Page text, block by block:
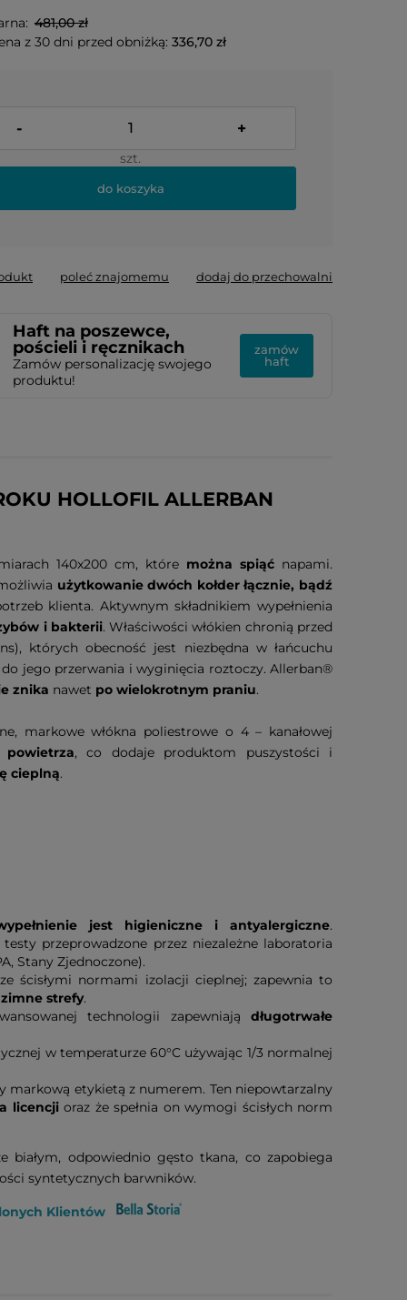
481,00 zł
z 30 dni przed obniżką: 336,70 zł
- +
szt.
do koszyka
poleć znajomemu dodaj do przechowalni
Haft na poszewce,
pościeli i ręcznikach
Zamów personalizację swojego
produktu!
zamów
haft
HOLLOFIL ALLERBAN
140x200 cm, które można spiąćnapami.
użytkowanie dwóch kołder łącznie, bądź
klienta. Aktywnym składnikiem wypełnienia
i bakterii. Właściwości włókien chronią przed
których obecność jest niezbędna w łańcuchu
jego przerwania i wyginięcia roztoczy. Allerban®
znika nawet po wielokrotnym praniu.
markowe włókna poliestrowe o 4 – kanałowej
powietrza, co dodaje produktom puszystości i
cieplną.
jest higieniczne i antyalergiczne.
przeprowadzone przez niezależne laboratoria
Stany Zjednoczone).
ścisłymi normami izolacji cieplnej; zapewnia to
strefy.
technologii zapewniają długotrwałe
w temperaturze 60°C używając 1/3 normalnej
markową etykietą z numerem. Ten niepowtarzalny
licencjioraz że spełnia on wymogi ścisłych norm
białym, odpowiednio gęsto tkana, co zapobiega
syntetycznych barwników.
Klientów